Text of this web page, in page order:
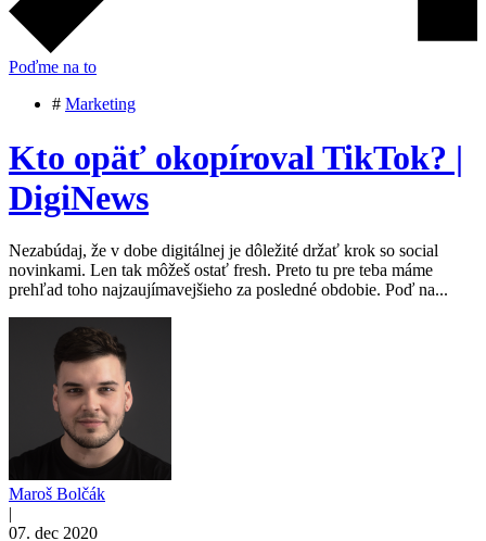
Poďme na to
# Marketing
Kto opäť okopíroval TikTok? |
DigiNews
Nezabúdaj, že v dobe digitálnej je dôležité držať krok so social
novinkami. Len tak môžeš ostať fresh. Preto tu pre teba máme
prehľad toho najzaujímavejšieho za posledné obdobie. Poď na...
Maroš Bolčák
|
07. dec 2020